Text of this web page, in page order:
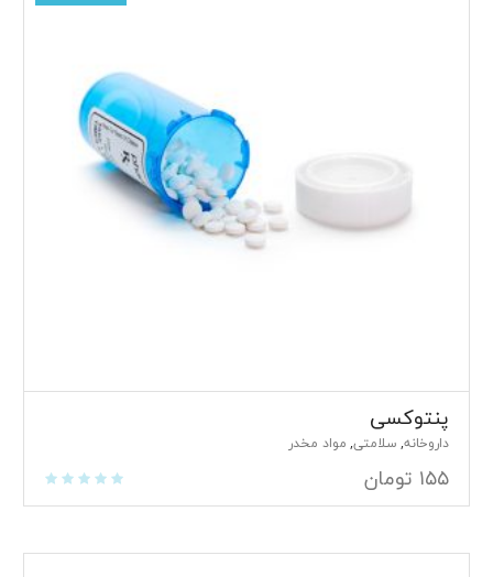
پنتوکسی
داروخانه, سلامتی, مواد مخدر
۱۵۵ تومان